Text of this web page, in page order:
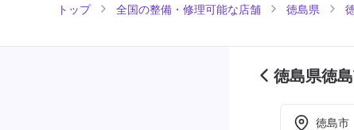
トップ 全国の整備・修理可能な店舗 徳島県
徳島県徳
徳島市